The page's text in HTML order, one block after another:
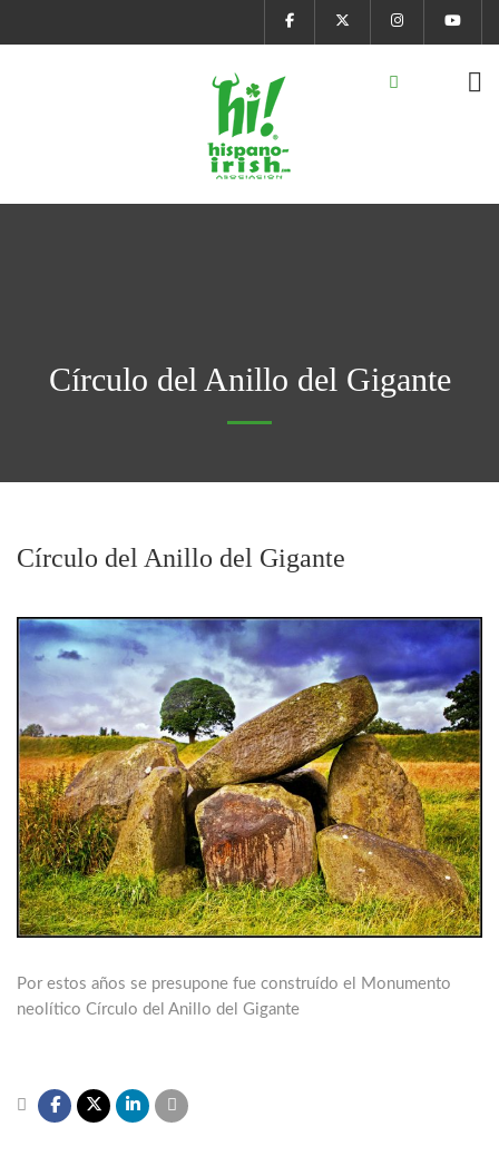
Círculo del Anillo del Gigante
Círculo del Anillo del Gigante
Por estos años se presupone fue construído el Monumento
neolítico Círculo del Anillo del Gigante